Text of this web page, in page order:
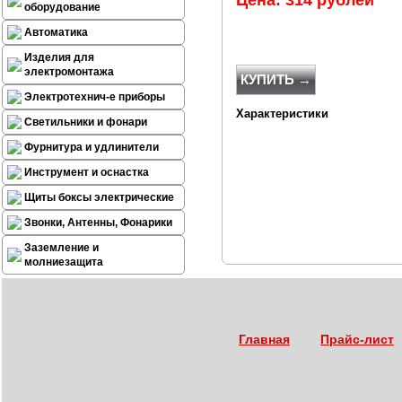
оборудование
Автоматика
Изделия для
электромонтажа
Электротехнич-е приборы
Светильники и фонари
Фурнитура и удлинители
Инструмент и оснастка
Щиты боксы электрические
Звонки, Антенны, Фонарики
Заземление и
молниезащита
КУПИТЬ →
Характеристики
Главная Прайс-лист